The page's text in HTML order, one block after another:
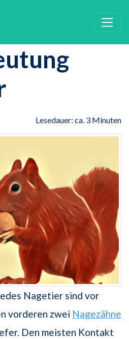
Lesedauer: ca. 3 Minuten
Nagetier sind vor
vorderen zwei Nagezähne
Den meisten Kontakt